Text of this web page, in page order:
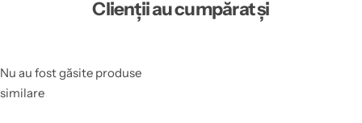
Clienții au cumpărat și
Nu au fost găsite produse
similare